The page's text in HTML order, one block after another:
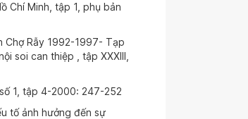
Chí Minh, tập 1, phụ bản
Chợ Rẫy 1992-1997- Tạp
soi can thiệp , tập XXXIII,
1, tập 4-2000: 247-252
tố ảnh hưởng đến sự